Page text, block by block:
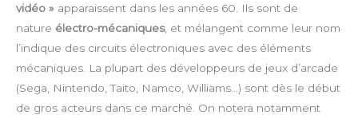
vidéo » apparaissent dans les années 60. Ils sont de
nature électro-mécaniques, et mélangent comme leur nom
l’indique des circuits électroniques avec des éléments
mécaniques. La plupart des développeurs de jeux d’arcade
(Sega, Nintendo, Taito, Namco, Williams…) sont dès le début
de gros acteurs dans ce marché. On notera notamment